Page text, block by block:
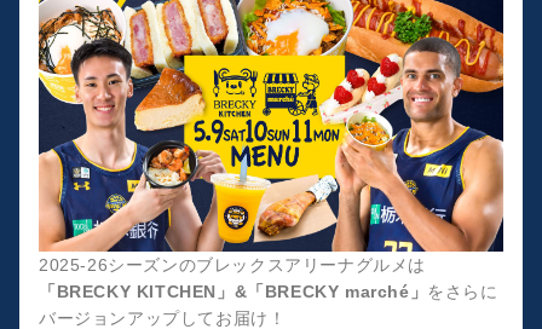
2025-26シーズンのブレックスアリーナグルメは
「BRECKY KITCHEN」&「BRECKY marché」 をさらに
バージョンアップしてお届け！